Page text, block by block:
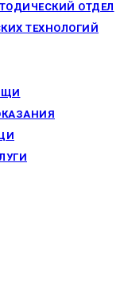
ОТДЕЛ
ТЕХНОЛОГИЙ